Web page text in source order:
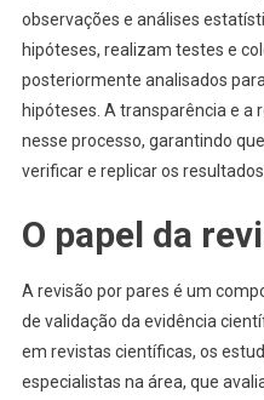
observações e análises
hipóteses, realizam testes e
posteriormente analisados
hipóteses. A transparência e a
nesse processo, garantindo
verificar e replicar os resultados.
O papel da
A revisão por pares é um
de validação da evidência
em revistas científicas, os
especialistas na área, que